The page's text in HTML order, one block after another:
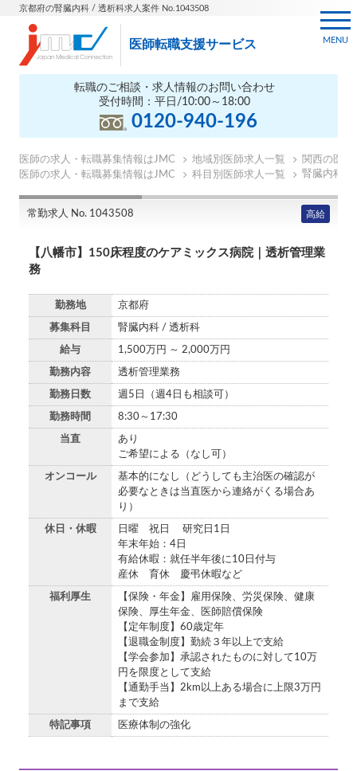
京都府の腎臓内科 / 透析科求人案件 No.1043508
医師転職支援サービス
転職のご相談・求人情報のお問い合わせ
受付時間：平日/10:00～18:00
0120-940-196
MENU
医師の求人・転職募集情報はJMC 地域別医師求人一覧
関西の医師
医師の求人・転職募集情報はJMC
科目別医師求人一覧 腎臓内科の
常勤求人 No. 1043508 高給
【八幡市】150床程度のケアミックス病院｜透析管理業
務
勤務地 京都府
募集科目 腎臓内科 / 透析科
給与 1,500万円 ～ 2,000万円
勤務内容 透析管理業務
勤務日数 週5日（週4日も相談可）
勤務時間 8:30～17:30
当直
あり
ご希望による（なし可）
オンコール
基本的になし（どうしても主治医の確認が
必要なときは当直医から連絡がくる場合あ
り）
休日・休暇
日曜 祝日 研究日1日
年末年始：4日
有給休暇：就任半年後に10日付与
産休 育休 慶弔休暇など
福利厚生
【保険・年金】雇用保険、労災保険、健康
保険、厚生年金、医師賠償保険
【定年制度】60歳定年
【退職金制度】勤続３年以上で支給
【学会参加】承認されたものに対して10万
円を限度として支給
【通勤手当】2km以上ある場合に上限3万円
まで支給
特記事項 医療体制の強化